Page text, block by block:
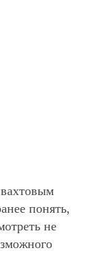
понять,
не